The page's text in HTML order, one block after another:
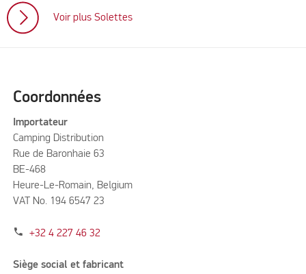
Voir plus Solettes
Coordonnées
Importateur
Camping Distribution
Rue de Baronhaie 63
BE-468
Heure-Le-Romain, Belgium
VAT No. 194 6547 23
phone +32 4 227 46 32
Siège social et fabricant